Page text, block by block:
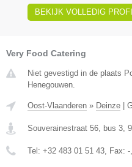
BEKIJK VOLLEDIG
Very Food Catering
Niet gevestigd in de plaats
Henegouwen.
Oost-Vlaanderen » Deinze
Souverainestraat 56, bus 3,
Tel: +32 483 01 51 43, Fax: -